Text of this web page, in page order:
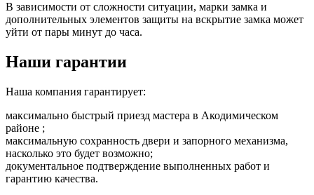
В зависимости от сложности ситуации, марки замка и
дополнительных элементов защиты на вскрытие замка может
уйти от пары минут до часа.
Наши гарантии
Наша компания гарантирует:
максимально быстрый приезд мастера в Акодимическом
районе ;
максимальную сохранность двери и запорного механизма,
насколько это будет возможно;
документальное подтверждение выполненных работ и
гарантию качества.